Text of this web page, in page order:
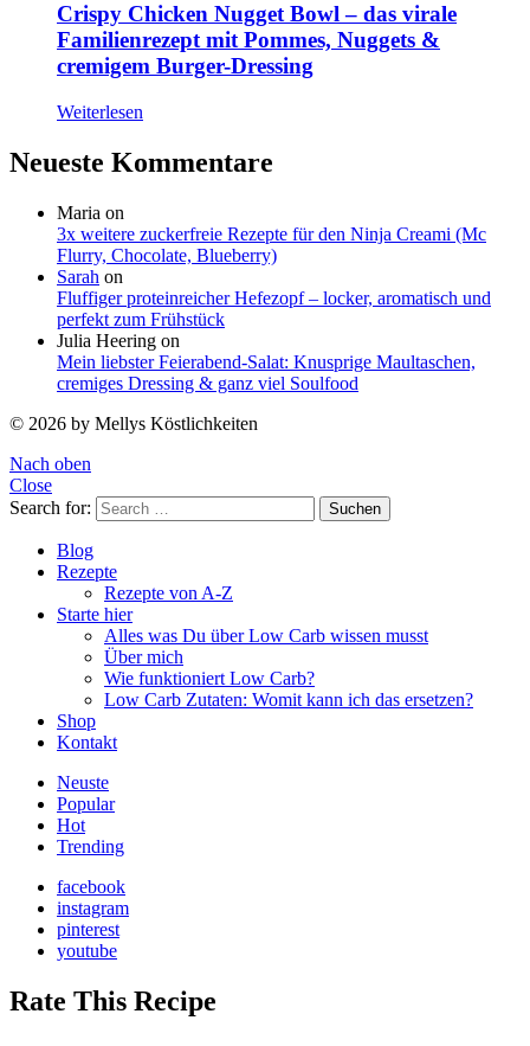
Crispy Chicken Nugget Bowl – das virale
Familienrezept mit Pommes, Nuggets &
cremigem Burger-Dressing
Weiterlesen
Neueste Kommentare
Maria on
3x weitere zuckerfreie Rezepte für den Ninja Creami (Mc
Flurry, Chocolate, Blueberry)
Sarah on
Fluffiger proteinreicher Hefezopf – locker, aromatisch und
perfekt zum Frühstück
Julia Heering on
Mein liebster Feierabend-Salat: Knusprige Maultaschen,
cremiges Dressing & ganz viel Soulfood
© 2026 by Mellys Köstlichkeiten
Nach oben
Close
Search for:
Suchen
Blog
Rezepte
Rezepte von A-Z
Starte hier
Alles was Du über Low Carb wissen musst
Über mich
Wie funktioniert Low Carb?
Low Carb Zutaten: Womit kann ich das ersetzen?
Shop
Kontakt
Neuste
Popular
Hot
Trending
facebook
instagram
pinterest
youtube
Rate This Recipe